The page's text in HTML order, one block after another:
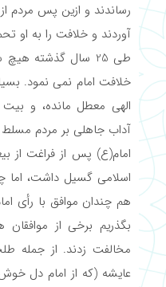
رساندند و ازین پس
آوردند و خلافت را به او
طی 25 سال گذشته
خلافت امام نمی نمود.
الهی معطل مانده، و
آداب جاهلی بر مردم
امام(ع) پس از فراغت از
اسلامی گسیل داشت، اما
هم چندان موافق با رأی
بگذریم برخی از
مخالفت زدند. از جمله
عایشه (که از امام دل